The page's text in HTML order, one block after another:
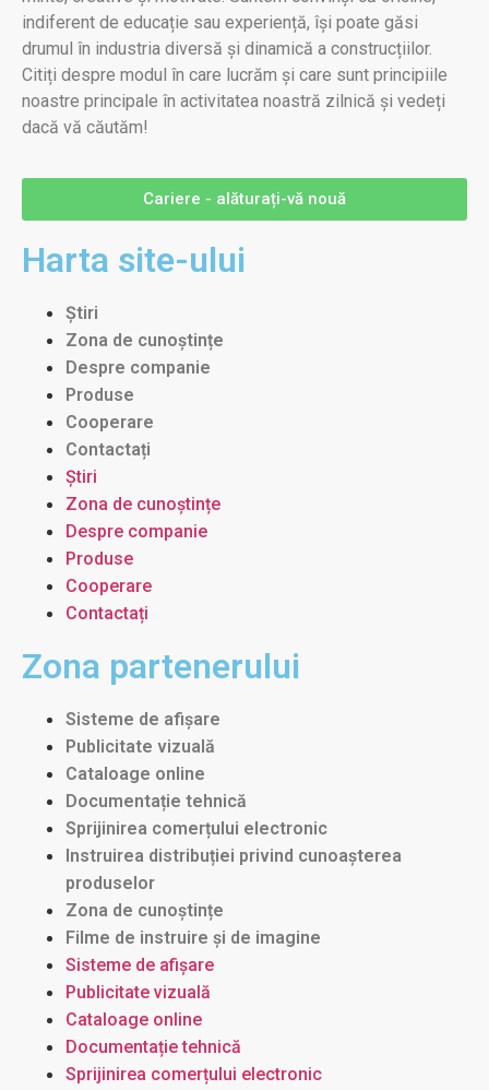
indiferent de educație sau experiență, își poate găsi
drumul în industria diversă și dinamică a construcțiilor.
Citiți despre modul în care lucrăm și care sunt principiile
noastre principale în activitatea noastră zilnică și vedeți
dacă vă căutăm!
Cariere - alăturați-vă nouă
Harta site-ului
Știri
Zona de cunoștințe
Despre companie
Produse
Cooperare
Contactați
Știri
Zona de cunoștințe
Despre companie
Produse
Cooperare
Contactați
Zona partenerului
Sisteme de afișare
Publicitate vizuală
Cataloage online
Documentație tehnică
Sprijinirea comerțului electronic
Instruirea distribuției privind cunoașterea
produselor
Zona de cunoștințe
Filme de instruire și de imagine
Sisteme de afișare
Publicitate vizuală
Cataloage online
Documentație tehnică
Sprijinirea comerțului electronic